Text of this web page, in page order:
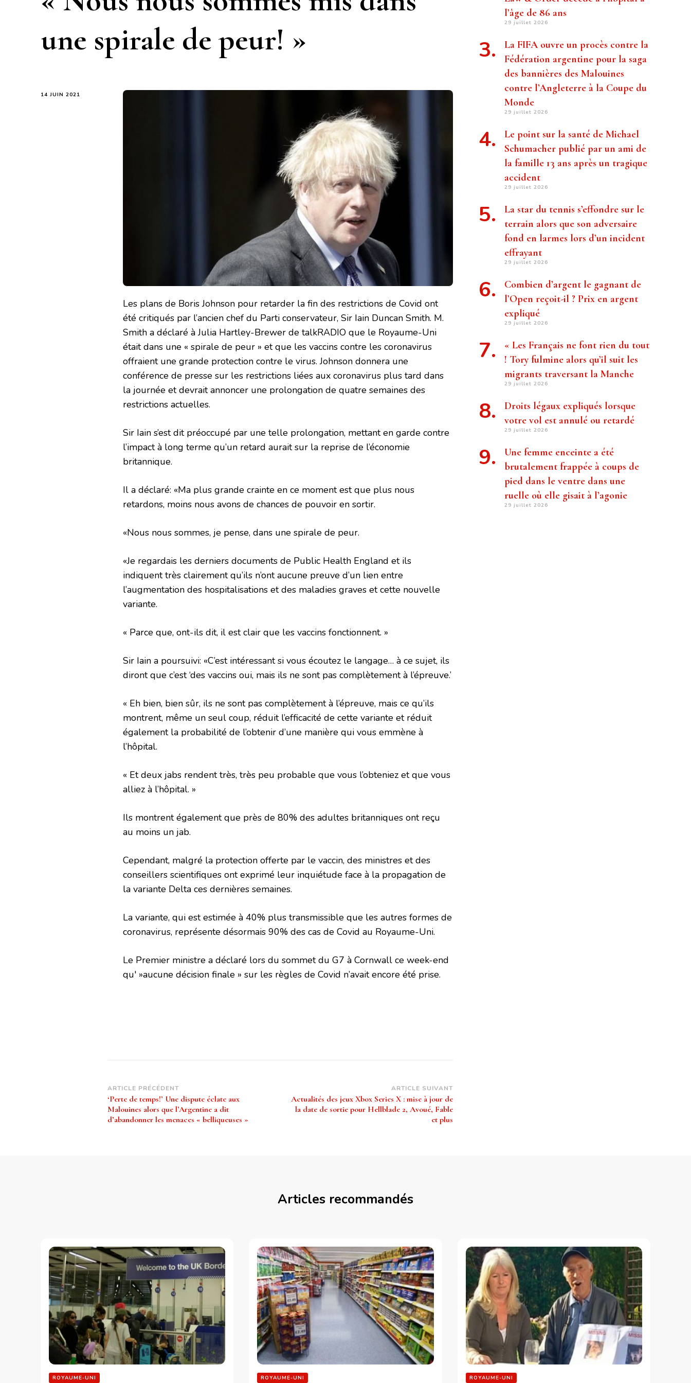
une spirale de peur! »
14 JUIN 2021
Les plans de Boris Johnson pour retarder la fin des restrictions de Covid ont
été critiqués par l’ancien chef du Parti conservateur, Sir Iain Duncan Smith. M.
Smith a déclaré à Julia Hartley-Brewer de talkRADIO que le Royaume-Uni
était dans une « spirale de peur » et que les vaccins contre les coronavirus
offraient une grande protection contre le virus. Johnson donnera une
conférence de presse sur les restrictions liées aux coronavirus plus tard dans
la journée et devrait annoncer une prolongation de quatre semaines des
restrictions actuelles.
Sir Iain s’est dit préoccupé par une telle prolongation, mettant en garde contre
l’impact à long terme qu’un retard aurait sur la reprise de l’économie
britannique.
Il a déclaré: «Ma plus grande crainte en ce moment est que plus nous
retardons, moins nous avons de chances de pouvoir en sortir.
«Nous nous sommes, je pense, dans une spirale de peur.
«Je regardais les derniers documents de Public Health England et ils
indiquent très clairement qu’ils n’ont aucune preuve d’un lien entre
l’augmentation des hospitalisations et des maladies graves et cette nouvelle
variante.
« Parce que, ont-ils dit, il est clair que les vaccins fonctionnent. »
Sir Iain a poursuivi: «C’est intéressant si vous écoutez le langage… à ce sujet, ils
diront que c’est ‘des vaccins oui, mais ils ne sont pas complètement à l’épreuve.’
« Eh bien, bien sûr, ils ne sont pas complètement à l’épreuve, mais ce qu’ils
montrent, même un seul coup, réduit l’efficacité de cette variante et réduit
également la probabilité de l’obtenir d’une manière qui vous emmène à
l’hôpital.
« Et deux jabs rendent très, très peu probable que vous l’obteniez et que vous
alliez à l’hôpital. »
Ils montrent également que près de 80% des adultes britanniques ont reçu
au moins un jab.
Cependant, malgré la protection offerte par le vaccin, des ministres et des
conseillers scientifiques ont exprimé leur inquiétude face à la propagation de
la variante Delta ces dernières semaines.
La variante, qui est estimée à 40% plus transmissible que les autres formes de
coronavirus, représente désormais 90% des cas de Covid au Royaume-Uni.
Le Premier ministre a déclaré lors du sommet du G7 à Cornwall ce week-end
qu' »aucune décision finale » sur les règles de Covid n’avait encore été prise.
Navigation
d’article
ARTICLE PRÉCÉDENT
‘Perte de temps!’ Une dispute éclate aux
Malouines alors que l’Argentine a dit
d’abandonner les menaces « belliqueuses »
ARTICLE SUIVANT
Actualités des jeux Xbox Series X : mise à jour de
la date de sortie pour Hellblade 2, Avoué, Fable
et plus
l’âge de 86 ans
29 juillet 2026
La FIFA ouvre un procès contre la
Fédération argentine pour la saga
des bannières des Malouines
contre l’Angleterre à la Coupe du
Monde
29 juillet 2026
Le point sur la santé de Michael
Schumacher publié par un ami de
la famille 13 ans après un tragique
accident
29 juillet 2026
La star du tennis s’effondre sur le
terrain alors que son adversaire
fond en larmes lors d’un incident
effrayant
29 juillet 2026
Combien d’argent le gagnant de
l’Open reçoit-il ? Prix ​​en argent
expliqué
29 juillet 2026
« Les Français ne font rien du tout
! Tory fulmine alors qu’il suit les
migrants traversant la Manche
29 juillet 2026
Droits légaux expliqués lorsque
votre vol est annulé ou retardé
29 juillet 2026
Une femme enceinte a été
brutalement frappée à coups de
pied dans le ventre dans une
ruelle où elle gisait à l’agonie
29 juillet 2026
Articles recommandés
ROYAUME-UNI ROYAUME-UNI ROYAUME-UNI